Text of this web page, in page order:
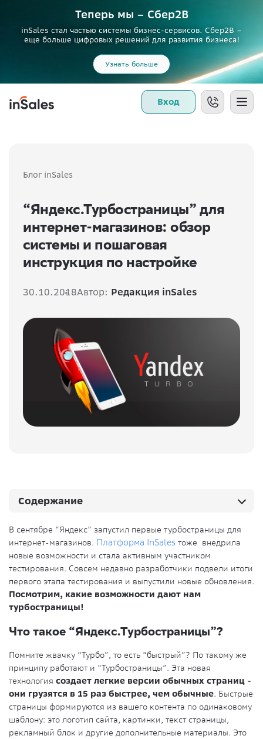
Теперь мы – Сбер2B
inSales стал частью системы бизнес-сервисов. Сбер2В –
еще больше цифровых решений для развития бизнеса!
Узнать больше
Вход
Блог inSales
“Яндекс.Турбостраницы” для
интернет-магазинов: обзор
системы и пошаговая
инструкция по настройке
30.10.2018Автор: Редакция inSales
В сентябре “Яндекс” запустил первые турбостраницы для
интернет-магазинов. Платформа InSales тоже внедрила
новые возможности и стала активным участником
тестирования. Совсем недавно разработчики подвели итоги
первого этапа тестирования и выпустили новые обновления.
Посмотрим, какие возможности дают нам
турбостраницы!
Что такое “Яндекс.Турбостраницы”?
Помните жвачку “Турбо”, то есть “быстрый”? По такому же
принципу работают и “Турбостраницы”. Эта новая
технология создает легкие версии обычных страниц -
они грузятся в 15 раз быстрее, чем обычные. Быстрые
страницы формируются из вашего контента по одинаковому
шаблону: это логотип сайта, картинки, текст страницы,
рекламный блок и другие дополнительные материалы. Это
Содержание